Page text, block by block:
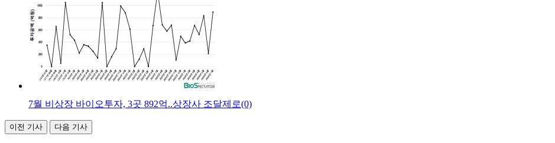
7월 비상장 바이오투자, 3곳 892억..상장사 조달제로(0)
이전 기사 다음 기사